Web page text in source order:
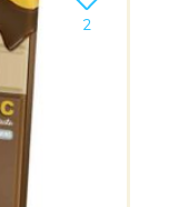
2
Ajouter le